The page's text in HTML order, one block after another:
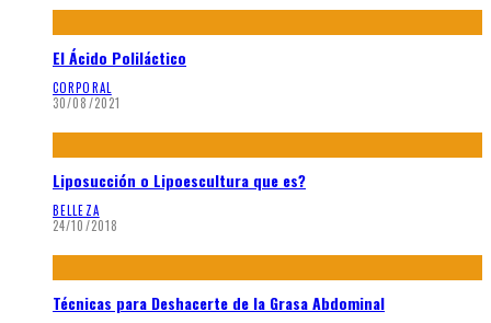
El Ácido Poliláctico
CORPORAL
30/08/2021
Liposucción o Lipoescultura que es?
BELLEZA
24/10/2018
Técnicas para Deshacerte de la Grasa Abdominal